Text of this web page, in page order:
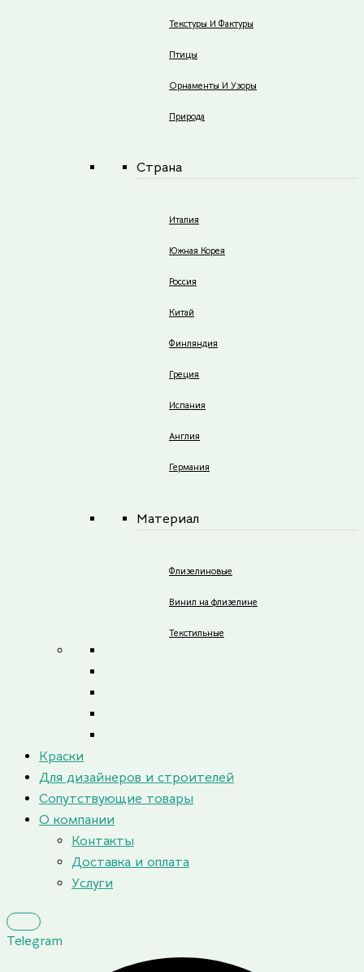
Текстуры И Фактуры
Птицы
Орнаменты И Узоры
Природа
Страна
Италия
Южная Корея
Россия
Китай
Финляндия
Греция
Испания
Англия
Германия
Материал
Флизелиновые
Винил на флизелине
Текстильные
Краски
Для дизайнеров и строителей
Сопутствующие товары
О компании
Контакты
Доставка и оплата
Услуги
Telegram